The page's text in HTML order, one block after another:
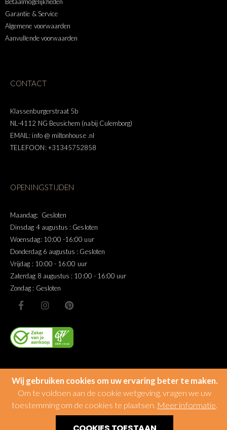
Wij gebruiken cookies om uw ervaring beter te maken.
Om te voldoen aan de cookie wetgeving, vragen we uw
toestemming om de cookies te plaatsen. Meer informatie.
Garantie & Service
Algemene voorwaarden
Aanvullende voorwaarden
CONTACT
Klassenburgerstraat 5b
NL-4112 NG Beusichem (nabij Culemborg)
EMAIL: info @ miltonhouse .nl
TELEFOON: +31345752858
OPENINGSTIJDEN
Maandag: Gesloten
Dinsdag 4 augustus : Gesloten
Woensdag: 10:00 -16:00 uur
Donderdag 6 augustus : Gesloten
Vrijdag : 10:00 - 16:00 uur
Zaterdag 8 augustus : 10:00 - 16:00 uur
Zondag : Gesloten